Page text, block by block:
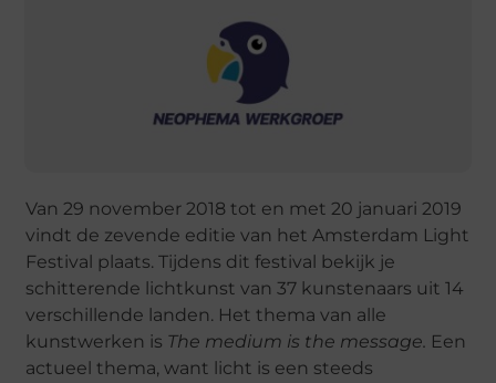
Van 29 november 2018 tot en met 20 januari 2019
vindt de zevende editie van het Amsterdam Light
Festival plaats. Tijdens dit festival bekijk je
schitterende lichtkunst van 37 kunstenaars uit 14
verschillende landen. Het thema van alle
kunstwerken is The medium is the message. Een
actueel thema, want licht is een steeds